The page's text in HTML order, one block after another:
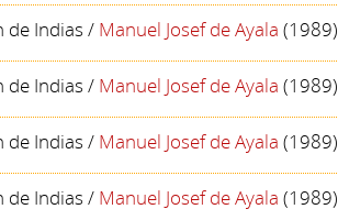
de Indias / Manuel Josef de Ayala (1989)
de Indias / Manuel Josef de Ayala (1989)
de Indias / Manuel Josef de Ayala (1989)
de Indias / Manuel Josef de Ayala (1989)